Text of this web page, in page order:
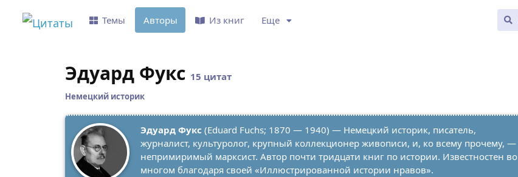
Эдуард Фукс 15 цитат
Немецкий историк
Эдуард Фукс (Eduard Fuchs; 1870 — 1940) — Немецкий историк, писатель,
журналист, культуролог, крупный коллекционер живописи, и, ко всему прочему, —
непримиримый марксист. Автор почти тридцати книг по истории. Известностен во
многом благодаря своей «Иллюстрированной истории нравов».
Темы Авторы Из книг Еще